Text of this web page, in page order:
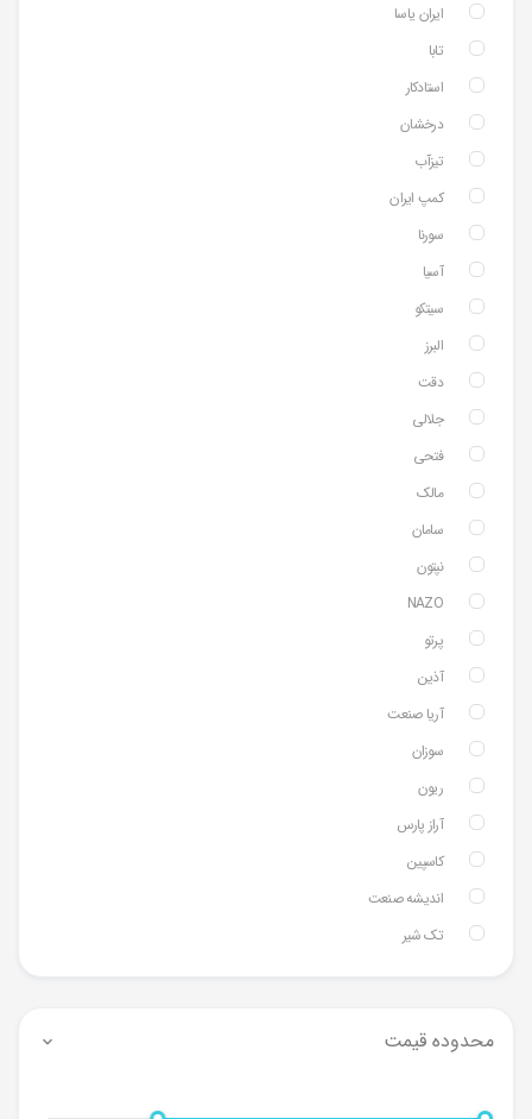
ایران یاسا
تابا
استادکار
درخشان
تیزآب
کمپ ایران
سورنا
آسیا
سیتکو
البرز
دقت
جلالی
فتحی
مالک
سامان
نپتون
NAZO
پرتو
آذین
آریا صنعت
سوزان
ریون
آراز پارس
کاسپین
اندیشه صنعت
تک شیر
محدوده قیمت